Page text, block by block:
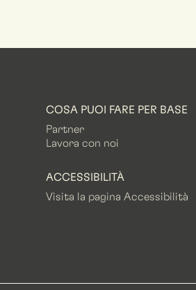
COSA PUOI FARE PER BASE
Partner
Lavora con noi
ACCESSIBILITÀ
Visita la pagina Accessibilità